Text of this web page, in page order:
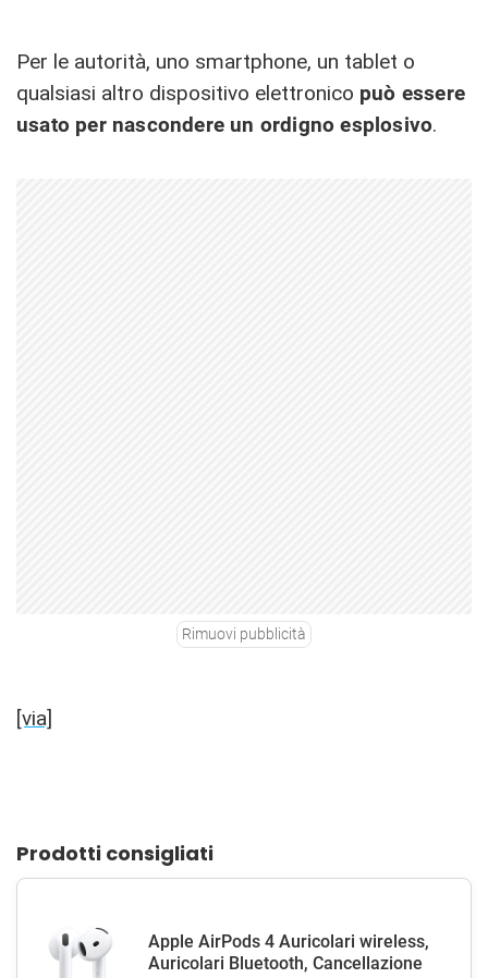
Per le autorità, uno smartphone, un tablet o
qualsiasi altro dispositivo elettronico può essere
usato per nascondere un ordigno esplosivo.
Rimuovi pubblicità
[via]
Prodotti consigliati
Apple AirPods 4 Auricolari wireless,
Auricolari Bluetooth, Cancellazione